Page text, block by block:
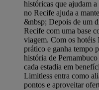
históricas que ajudam
no Recife ajuda a
&nbsp; Depois de um
Recife com uma base
viagem. Com os hotéis
prático e ganha tempo
história de
cada estadia em
Limitless entra como
pontos e aproveitar